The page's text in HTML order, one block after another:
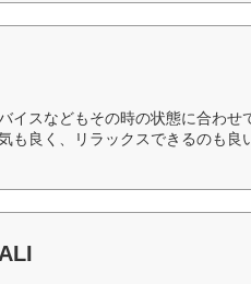
イスなどもその時の状態に合わせ
も良く、リラックスできるのも良